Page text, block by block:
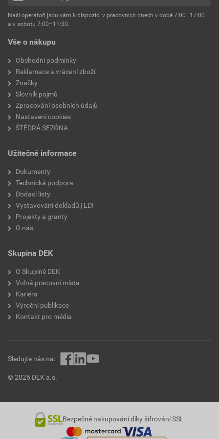
Environmentální prohlášení výrobku
Stáhnout
Velikost
hmotnost 25 kg
typ výrobku
faktor difuzního odporu
Vše o nákupu
Obchodní podmínky
Reklamace a vrácení zboží
Značky
Slovník pojmů
Zpracování osobních údajů
Nastavení cookies
ŠTĚDRÁ SEZÓNA
Užitečné informace
Dokumenty
Technická podpora
Dodací listy
Vystavování dokladů | EDI
Projekty a granty
O nás
Skupina DEK
O Skupině DEK
Volná pracovní místa
Kariéra
Výroční publikace
Kontakt pro média
Naši operátoři jsou vám k dispozici v pracovních dnech v době 7:00–17:00
a v sobotu 7:00–11:30.
© 2026 DEK a.s.
Sledujte nás na:
Bezpečné nakupování díky šifrování SSL